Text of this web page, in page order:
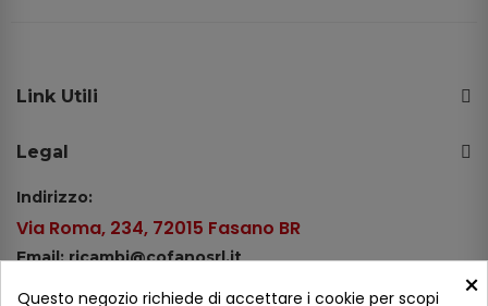
Link Utili
Legal
Indirizzo:
Via Roma, 234, 72015 Fasano BR
Email: ricambi@cofanosrl.it
×
Questo negozio richiede di accettare i cookie per scopi